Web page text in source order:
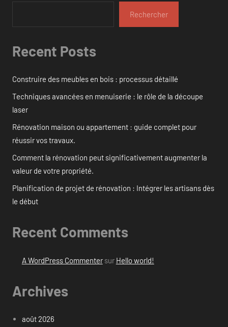
Rechercher
Recent Posts
Construire des meubles en bois : processus détaillé
Techniques avancées en menuiserie : le rôle de la découpe
laser
Rénovation maison ou appartement : guide complet pour
réussir vos travaux.
Comment la rénovation peut significativement augmenter la
valeur de votre propriété.
Planification de projet de rénovation : Intégrer les artisans dès
le début
Recent Comments
A WordPress Commentersur Hello world!
Archives
août 2026